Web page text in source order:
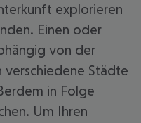
explorieren
Einen oder
von der
verschiedene Städte
in Folge
Um Ihren